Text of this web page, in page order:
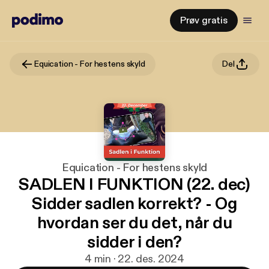
Prøv gratis
Equication - For hestens skyld Del
Equication - For hestens skyld
SADLEN I FUNKTION (22. dec)
Sidder sadlen korrekt? - Og
hvordan ser du det, når du
sidder i den?
4 min · 22. des. 2024